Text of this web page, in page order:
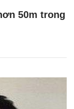
50m trong